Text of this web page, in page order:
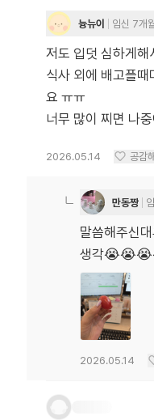
늉뉴이 임신 7개
저도 입덧 심하게
식사 외에 배고플
요 ㅠㅠ
너무 많이 찌면 나
2026.05.14 공감
만동짱
말씀해주신
생각
2026.05.14